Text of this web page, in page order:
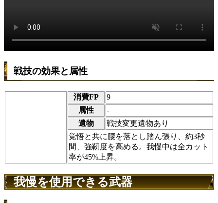
戦技の効果と属性
消費FP
9
属性
-
遺物
戦技変更遺物あり
覚悟と共に腰を落とし踏ん張り、約3秒
間、強靭度を高める。我慢中は全カット
率が45%上昇。
我慢を使用できる武器